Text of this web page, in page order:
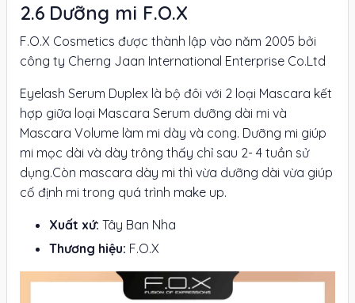
Dưỡng mi F.O.X
F.O.X Cosmetics được thành lập vào năm 2005 bởi
công ty Cherng Jaan International Enterprise Co.Ltd
Eyelash Serum Duplex là bộ đôi với 2 loại Mascara kết
hợp giữa loại Mascara Serum dưỡng dài mi và
Mascara Volume làm mi dày và cong. Dưỡng mi giúp
mi mọc dài và dày trông thấy chỉ sau 2- 4 tuần sử
dụng.Còn mascara dày mi thì vừa dưỡng dài vừa giúp
cố định mi trong quá trình make up.
Xuất xứ: Tây Ban Nha
Thương hiệu: F.O.X